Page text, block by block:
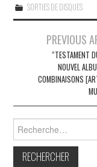
SORTIES DE DISQUES
Navigation
articles
PREVIOUS
“TESTAMENT
NOUVEL
COMBINAISONS